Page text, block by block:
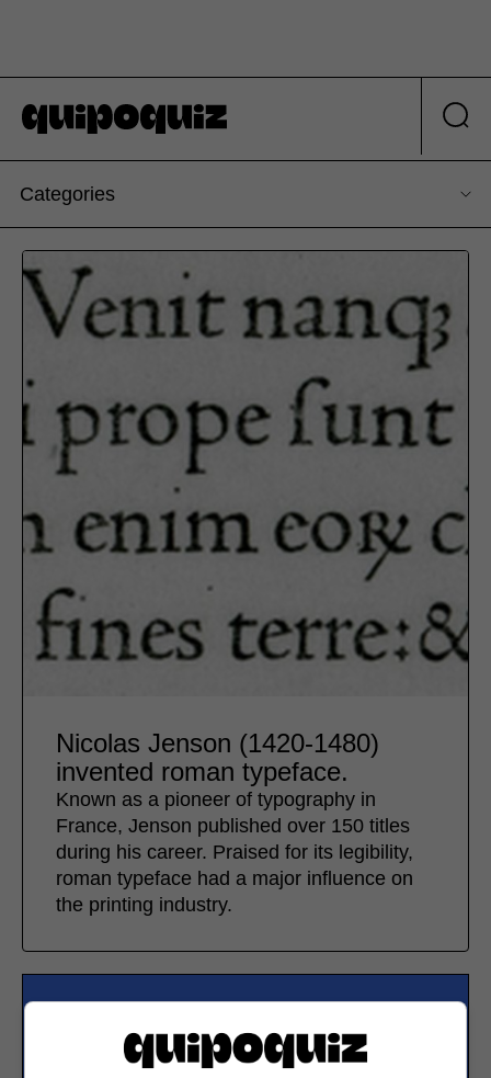
Categories
Nicolas Jenson (1420-1480)
invented roman typeface.
Known as a pioneer of typography in
France, Jenson published over 150 titles
during his career. Praised for its legibility,
roman typeface had a major influence on
the printing industry.
newsletter